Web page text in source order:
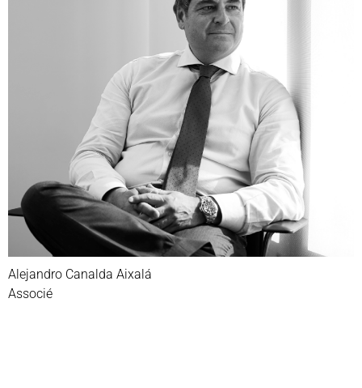
Alejandro Canalda Aixalá
Associé